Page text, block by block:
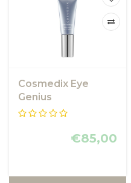
Cosmedix Eye
Genius
€85,00